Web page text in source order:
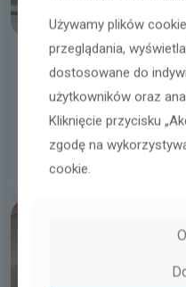
Pracownik /
Dopiewo
Używamy plików
przeglądania,
dostosowane do
użytkowników oraz
Kliknięcie przycisku
zgodę na
cookie.